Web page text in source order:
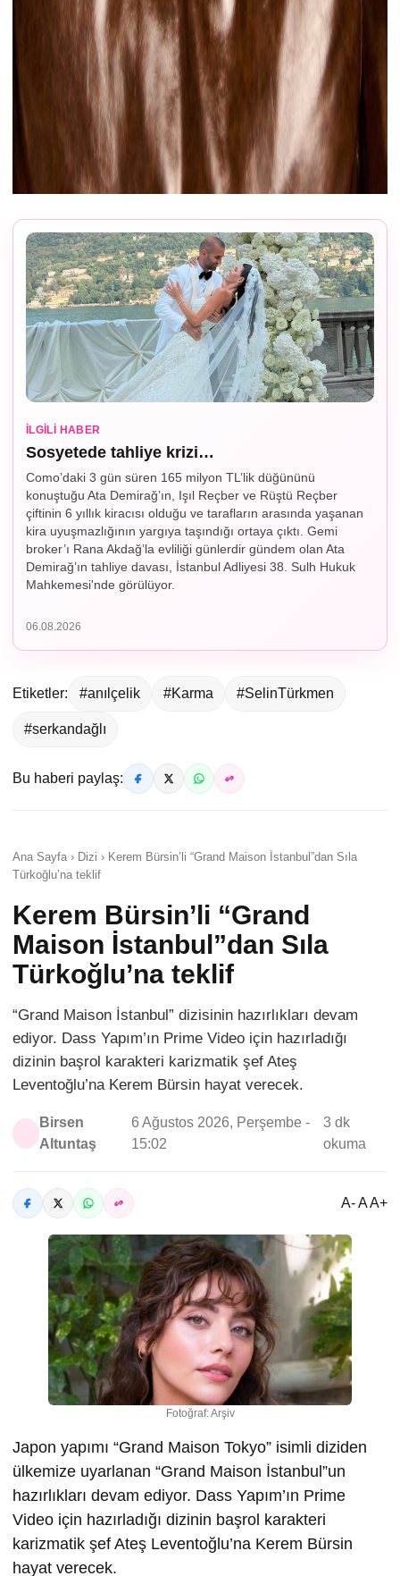
İLGILI HABER
Sosyetede tahliye krizi…
Como’daki 3 gün süren 165 milyon TL’lik düğününü
konuştuğu Ata Demirağ’ın, Işıl Reçber ve Rüştü Reçber
çiftinin 6 yıllık kiracısı olduğu ve tarafların arasında yaşanan
kira uyuşmazlığının yargıya taşındığı ortaya çıktı. Gemi
broker’ı Rana Akdağ’la evliliği günlerdir gündem olan Ata
Demirağ’ın tahliye davası, İstanbul Adliyesi 38. Sulh Hukuk
Mahkemesi'nde görülüyor.
06.08.2026
Etiketler: #anılçelik #Karma #SelinTürkmen
#serkandağlı
Bu haberi paylaş:
Ana Sayfa › Dizi › Kerem Bürsin’li “Grand Maison İstanbul”dan Sıla
Türkoğlu’na teklif
Kerem Bürsin’li “Grand
Maison İstanbul”dan Sıla
Türkoğlu’na teklif
“Grand Maison İstanbul” dizisinin hazırlıkları devam
ediyor. Dass Yapım’ın Prime Video için hazırladığı
dizinin başrol karakteri karizmatik şef Ateş
Leventoğlu’na Kerem Bürsin hayat verecek.
Birsen
Altuntaş
6 Ağustos 2026, Perşembe -
15:02
3 dk
okuma
A- A A+
Fotoğraf: Arşiv
Japon yapımı “Grand Maison Tokyo” isimli diziden
ülkemize uyarlanan “Grand Maison İstanbul”un
hazırlıkları devam ediyor. Dass Yapım’ın Prime
Video için hazırladığı dizinin başrol karakteri
karizmatik şef Ateş Leventoğlu’na Kerem Bürsin
hayat verecek.